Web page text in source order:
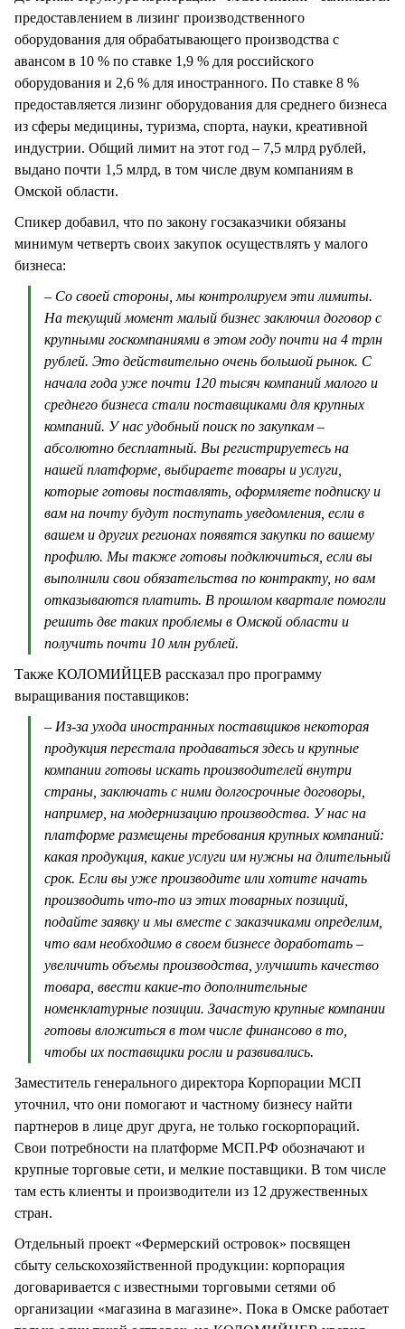
предоставлением в лизинг производственного
оборудования для обрабатывающего производства с
авансом в 10 % по ставке 1,9 % для российского
оборудования и 2,6 % для иностранного. По ставке 8 %
предоставляется лизинг оборудования для среднего бизнеса
из сферы медицины, туризма, спорта, науки, креативной
индустрии. Общий лимит на этот год – 7,5 млрд рублей,
выдано почти 1,5 млрд, в том числе двум компаниям в
Омской области.
Спикер добавил, что по закону госзаказчики обязаны
минимум четверть своих закупок осуществлять у малого
бизнеса:
– Со своей стороны, мы контролируем эти лимиты.
На текущий момент малый бизнес заключил договор с
крупными госкомпаниями в этом году почти на 4 трлн
рублей. Это действительно очень большой рынок. С
начала года уже почти 120 тысяч компаний малого и
среднего бизнеса стали поставщиками для крупных
компаний. У нас удобный поиск по закупкам –
абсолютно бесплатный. Вы регистрируетесь на
нашей платформе, выбираете товары и услуги,
которые готовы поставлять, оформляете подписку и
вам на почту будут поступать уведомления, если в
вашем и других регионах появятся закупки по вашему
профилю. Мы также готовы подключиться, если вы
выполнили свои обязательства по контракту, но вам
отказываются платить. В прошлом квартале помогли
решить две таких проблемы в Омской области и
получить почти 10 млн рублей.
Также КОЛОМИЙЦЕВ рассказал про программу
выращивания поставщиков:
– Из-за ухода иностранных поставщиков некоторая
продукция перестала продаваться здесь и крупные
компании готовы искать производителей внутри
страны, заключать с ними долгосрочные договоры,
например, на модернизацию производства. У нас на
платформе размещены требования крупных компаний:
какая продукция, какие услуги им нужны на длительный
срок. Если вы уже производите или хотите начать
производить что-то из этих товарных позиций,
подайте заявку и мы вместе с заказчиками определим,
что вам необходимо в своем бизнесе доработать –
увеличить объемы производства, улучшить качество
товара, ввести какие-то дополнительные
номенклатурные позиции. Зачастую крупные компании
готовы вложиться в том числе финансово в то,
чтобы их поставщики росли и развивались.
Заместитель генерального директора Корпорации МСП
уточнил, что они помогают и частному бизнесу найти
партнеров в лице друг друга, не только госкорпораций.
Свои потребности на платформе МСП.РФ обозначают и
крупные торговые сети, и мелкие поставщики. В том числе
там есть клиенты и производители из 12 дружественных
стран.
Отдельный проект «Фермерский островок» посвящен
сбыту сельскохозяйственной продукции: корпорация
договаривается с известными торговыми сетями об
организации «магазина в магазине». Пока в Омске работает